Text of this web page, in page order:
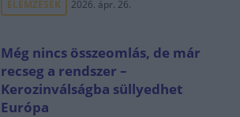
ELEMZÉSEK 2026. ápr. 26.
Még nincs összeomlás, de már
recseg a rendszer –
Kerozinválságba süllyedhet
Európa